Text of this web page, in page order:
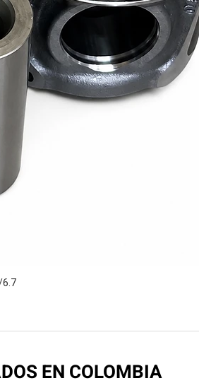
EN COLOMBIA